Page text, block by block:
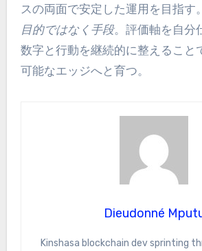
スの両面で安定した運用を目指す。
目的ではなく手段。評価軸を自分
数字と行動を継続的に整えること
可能なエッジへと育つ。
Dieudonné
Kinshasa blockchain dev sprinting through Brussels’